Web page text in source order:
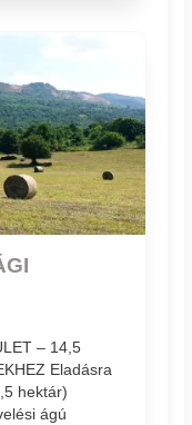
– 14,5
Eladásra
hektár)
ágú